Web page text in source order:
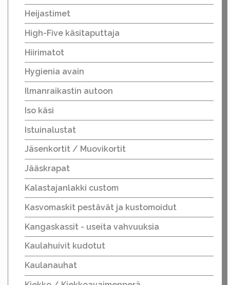
Heijastimet
High-Five käsitaputtaja
Hiirimatot
Hygienia avain
Ilmanraikastin autoon
Iso käsi
Istuinalustat
Jäsenkortit / Muovikortit
Jääskrapat
Kalastajanlakki custom
Kasvomaskit pestävät ja kustomoidut
Kangaskassit - useita vahvuuksia
Kaulahuivit kudotut
Kaulanauhat